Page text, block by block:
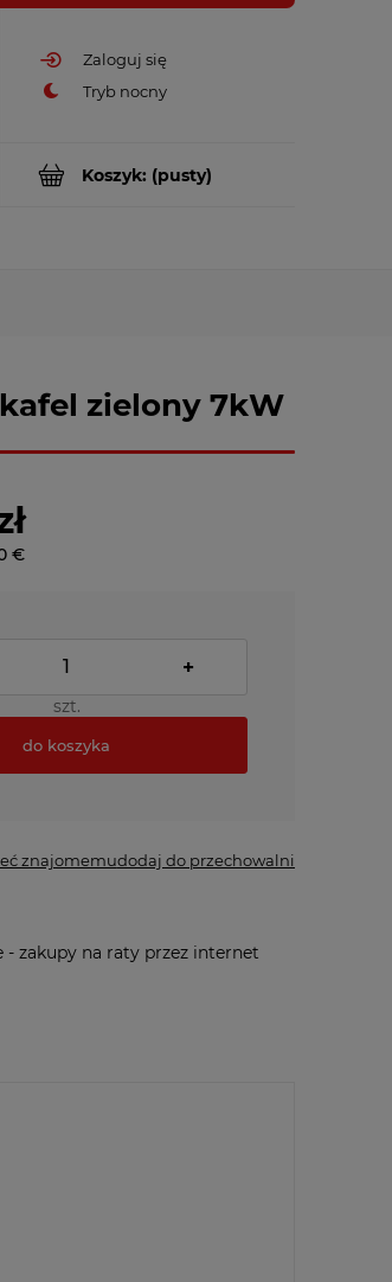
Zaloguj się
Koszyk: (pusty)
zielony 7kW
€
+
szt.
do koszyka
znajomemudodaj do przechowalni